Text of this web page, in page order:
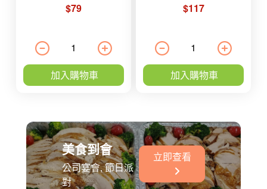
$79
加入購物車
$117
加入購物車
美食到會
公司宴會, 節日派
對
立即查看